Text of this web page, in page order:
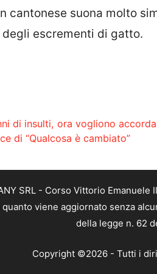
cantonese suona molto
escrementi di gatto.
di insulti, ora vogliono
di “Qualcosa è cambiato”
SRL - Corso Vittorio
viene aggiornato senza
della legge n. 62
Copyright ©2026 - Tutti i